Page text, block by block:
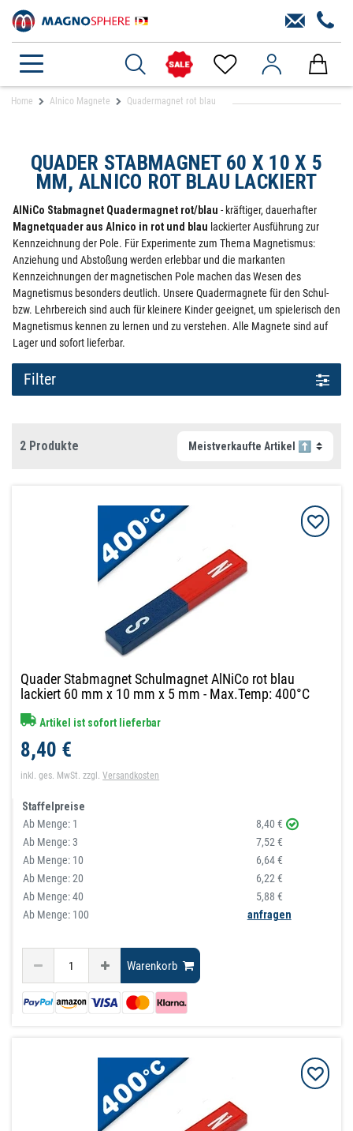
Home Alnico Magnete Quadermagnet rot blau
QUADER STABMAGNET 60 X 10 X 5
MM, ALNICO ROT BLAU LACKIERT
AlNiCo Stabmagnet Quadermagnet rot/blau - kräftiger, dauerhafter
Magnetquader aus Alnico in rot und blau lackierter Ausführung zur
Kennzeichnung der Pole. Für Experimente zum Thema Magnetismus:
Anziehung und Abstoßung werden erlebbar und die markanten
Kennzeichnungen der magnetischen Pole machen das Wesen des
Magnetismus besonders deutlich. Unsere Quadermagnete für den Schul-
bzw. Lehrbereich sind auch für kleinere Kinder geeignet, um spielerisch den
Magnetismus kennen zu lernen und zu verstehen. Alle Magnete sind auf
Lager und sofort lieferbar.
Filter
2 Produkte
Quader Stabmagnet Schulmagnet AlNiCo rot blau
lackiert 60 mm x 10 mm x 5 mm - Max.Temp: 400°C
Artikel ist sofort lieferbar
8,40 €
inkl. ges. MwSt. zzgl.Versandkosten
Staffelpreise
Ab Menge: 1
8,40 €
Ab Menge:3
7,52 €
Ab Menge: 10
6,64 €
Ab Menge:20
6,22 €
Ab Menge:40
5,88 €
Ab Menge: 100
anfragen
Warenkorb